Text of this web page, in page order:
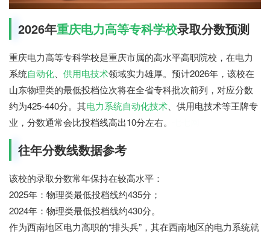
2026年重庆电力高等专科学校录取分数预测
重庆电力高等专科学校是重庆市属的高水平高职院校，在电力
系统自动化、 供用电技术领域实力雄厚。预计2026年，该校在
山东物理类的最低投档位次将在全省专科批次前列，对应分数
约为425-440分。其电力系统自动化技术、供用电技术等王牌专
业，分数通常会比投档线高出10分左右。
往年分数线数据参考
该校的录取分数常年保持在较高水平：
2025年：物理类最低投档线约435分；
2024年：物理类最低投档线约430分。
作为西南地区电力高职的“排头兵”，其在西南地区的电力系统就